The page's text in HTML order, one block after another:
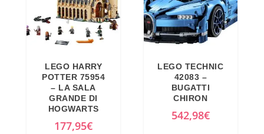
LEGO HARRY
POTTER 75954
– LA SALA
GRANDE DI
HOGWARTS
177,95€
LEGO TECHNIC
42083 –
BUGATTI
CHIRON
542,98€